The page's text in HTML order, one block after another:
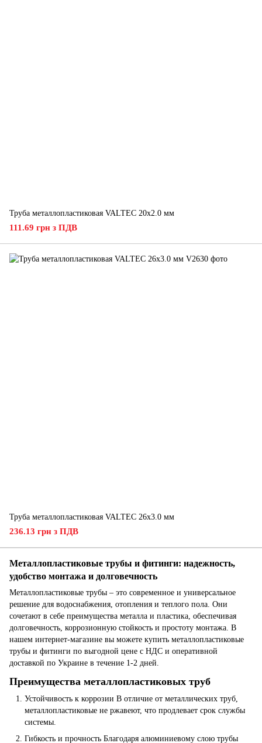
Труба металлопластиковая VALTEC 20х2.0 мм
111.69 грн з ПДВ
Труба металлопластиковая VALTEC 26х3.0 мм
236.13 грн з ПДВ
Металлопластиковые трубы и фитинги: надежность,
удобство монтажа и долговечность
Металлопластиковые трубы – это современное и универсальное
решение для водоснабжения, отопления и теплого пола. Они
сочетают в себе преимущества металла и пластика, обеспечивая
долговечность, коррозионную стойкость и простоту монтажа. В
нашем интернет-магазине вы можете купить металлопластиковые
трубы и фитинги по выгодной цене с НДС и оперативной
доставкой по Украине в течение 1-2 дней.
Преимущества металлопластиковых труб
Устойчивость к коррозии В отличие от металлических труб,
металлопластиковые не ржавеют, что продлевает срок службы
системы.
Гибкость и прочность Благодаря алюминиевому слою трубы